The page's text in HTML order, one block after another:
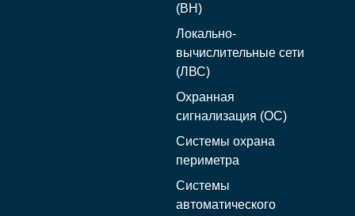
(ВН)
Локально-
вычислительные сети
(ЛВС)
Охранная
сигнализация (ОС)
Системы охрана
периметра
Системы
автоматического